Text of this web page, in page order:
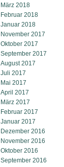
März 2018
Februar 2018
Januar 2018
November 2017
Oktober 2017
September 2017
August 2017
Juli 2017
Mai 2017
April 2017
März 2017
Februar 2017
Januar 2017
Dezember 2016
November 2016
Oktober 2016
September 2016